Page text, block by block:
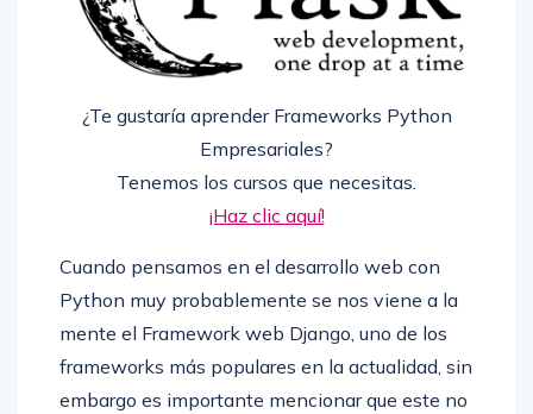
¿Te gustaría aprender Frameworks Python
Empresariales?
Tenemos los cursos que necesitas.
¡Haz clic aquí!
Cuando pensamos en el desarrollo web con
Python muy probablemente se nos viene a la
mente el Framework web Django, uno de los
frameworks más populares en la actualidad, sin
embargo es importante mencionar que este no